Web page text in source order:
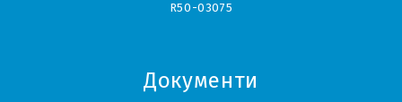
R50-03075
Документи